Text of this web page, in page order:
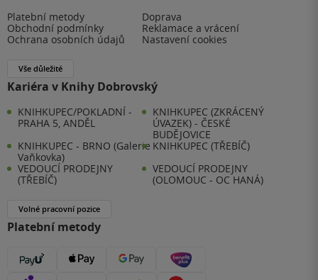
Platební metody
Doprava
Obchodní podmínky
Reklamace a vrácení
Ochrana osobních údajů
Nastavení cookies
Vše důležité
Kariéra v Knihy Dobrovský
KNIHKUPEC/POKLADNÍ -
PRAHA 5, ANDĚL
KNIHKUPEC (ZKRÁCENÝ
ÚVAZEK) - ČESKÉ
BUDĚJOVICE
KNIHKUPEC - BRNO (Galerie
Vaňkovka)
KNIHKUPEC (TŘEBÍČ)
VEDOUCÍ PRODEJNY
(TŘEBÍČ)
VEDOUCÍ PRODEJNY
(OLOMOUC - OC HANÁ)
Volné pracovní pozice
Platební metody